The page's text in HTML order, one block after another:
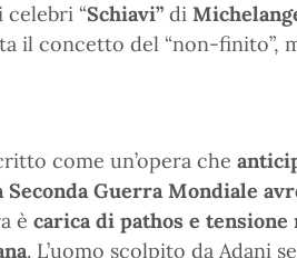
“Schiavi” di
il concetto del “non-finito”,
come un’opera che
Guerra Mondiale
è carica di pathos e tensione
. L’uomo scolpito da Adani